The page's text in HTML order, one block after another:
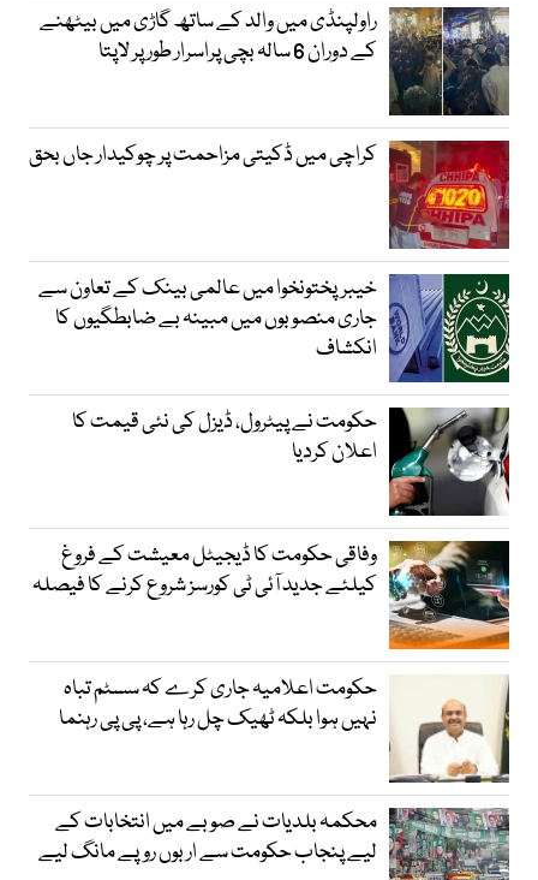
راولپنڈی میں والد کے ساتھ گاڑی میں بیٹھنے
کے دوران 6 سالہ بچی پراسرار طور پر لاپتا
کراچی میں ڈکیتی مزاحمت پر چوکیدار جاں بحق
خیبرپختونخوا میں عالمی بینک کے تعاون سے
جاری منصوبوں میں مبینہ بے ضابطگیوں کا
انکشاف
حکومت نے پیٹرول، ڈیزل کی نئی قیمت کا
اعلان کردیا
وفاقی حکومت کا ڈیجیٹل معیشت کے فروغ
کیلئے جدید آئی ٹی کورسز شروع کرنے کا فیصلہ
حکومت اعلامیہ جاری کرے کہ سسٹم تباہ
نہیں ہوا بلکہ ٹھیک چل رہا ہے، پی پی رہنما
محکمہ بلدیات نے صوبے میں انتخابات کے
لیے پنجاب حکومت سے اربوں روپے مانگ لیے